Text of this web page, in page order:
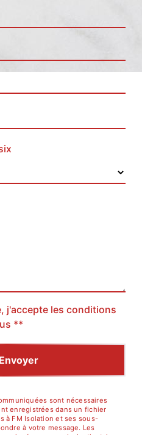
j'accepte les conditions
**
Envoyer
sont nécessaires
enregistrées dans un fichier
à FM Isolation et ses sous-
à votre message. Les